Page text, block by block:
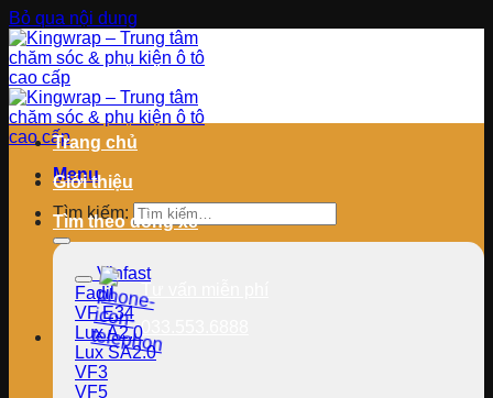
Bỏ qua nội dung
Menu
Tìm kiếm:
033.553.6888
Trang chủ
Giới thiệu
Tìm theo dòng xe
Vinfast
Fadil
VF E34
Lux A2.0
Lux SA2.0
VF3
VF5